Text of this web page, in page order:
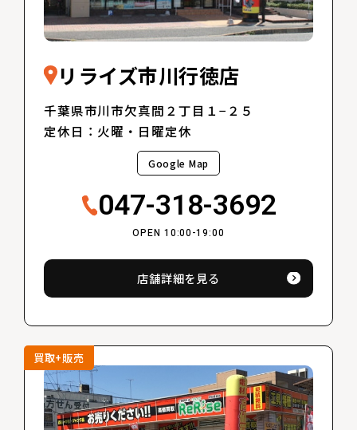
リライズ市川行徳店
千葉県市川市欠真間２丁目１−２５
定休日：火曜・日曜定休
Google Map
047-318-3692
OPEN 10:00-19:00
店舗詳細を見る
買取+販売